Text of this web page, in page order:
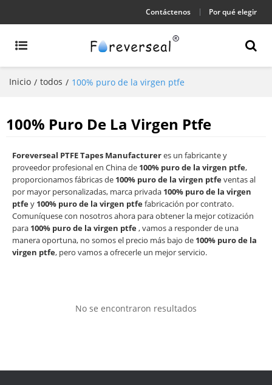
Contáctenos Por qué elegir
Inicio / todos / 100% puro de la virgen ptfe
100% Puro De La Virgen Ptfe
Foreverseal PTFE Tapes Manufactureres un fabricante y
proveedor profesional en China de 100% puro de la virgen ptfe,
proporcionamos fábricas de 100% puro de la virgen ptfeventas al
por mayor personalizadas, marca privada 100% puro de la virgen
ptfey 100% puro de la virgen ptfefabricación por contrato.
Comuníquese con nosotros ahora para obtener la mejor cotización
para 100% puro de la virgen ptfe, vamos a responder de una
manera oportuna, no somos el precio más bajo de 100% puro de la
virgen ptfe, pero vamos a ofrecerle un mejor servicio.
No se encontraron resultados